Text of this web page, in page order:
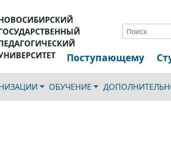
Поступающему
ОБУЧЕНИЕ